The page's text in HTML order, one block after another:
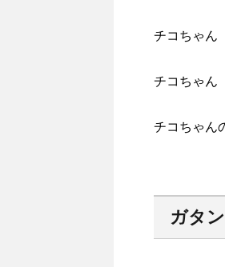
チコちゃん
チコちゃん
チコちゃん
ガタ